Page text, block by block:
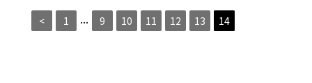
< 1 ... 9 10 11 12 13 14